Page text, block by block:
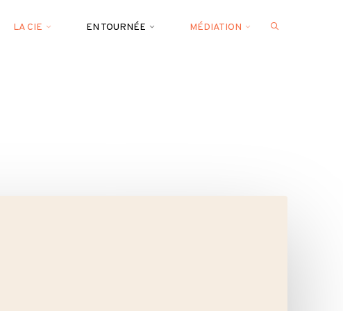
LA CIE EN TOURNÉE MÉDIATION